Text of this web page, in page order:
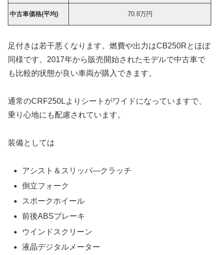
中古車価格(平均) 70.8万円
足付きは若干悪くなります。燃費や出力はCB250Rとほぼ
同様です。2017年から販売開始されたモデルで中古車で
も比較的状態が良い車両が購入できます。
通常のCRF250Lよりシートがワイドになっていますで、
乗り心地にも配慮されています。
装備としては
アシスト＆スリッパ―クラッチ
倒立フォーク
スポークホイール
前後ABSブレーキ
ウインドスクリーン
液晶デジタルメーター